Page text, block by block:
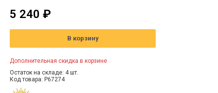
5 240 ₽
В корзину
Дополнительная скидка в корзине
Остаток на складе: 4 шт.
Код товара: P67274